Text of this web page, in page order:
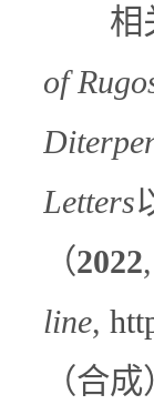
相
of
Letters
（2022,
line,
（合